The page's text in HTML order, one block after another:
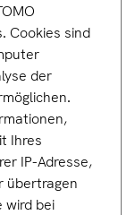
Cookies sind
der
Ihres
IP-Adresse,
übertragen
wird bei